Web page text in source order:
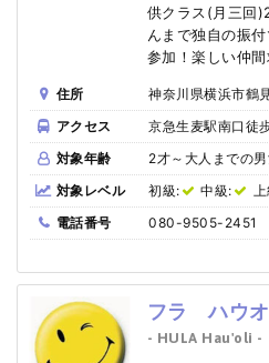
供クラス(月三回
んまで独自の振
参加！楽しい仲間
住所
神奈川県横浜市鶴
アクセス
京急生麦駅南口徒
対象年齢
2才～大人までの
対象レベル
初級: 中級:
電話番号
080-9505-2451
フラ ハウ
- HULA Hau'oli -